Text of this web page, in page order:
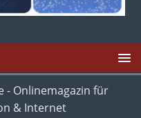
- Onlinemagazin für
& Internet